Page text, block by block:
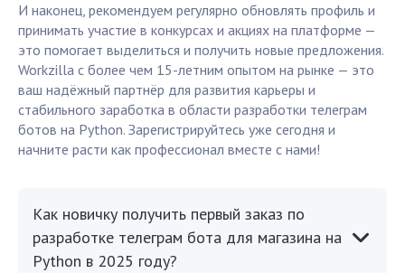
И наконец, рекомендуем регулярно обновлять профиль и
принимать участие в конкурсах и акциях на платформе —
это помогает выделиться и получить новые предложения.
Workzilla с более чем 15-летним опытом на рынке — это
ваш надёжный партнёр для развития карьеры и
стабильного заработка в области разработки телеграм
ботов на Python. Зарегистрируйтесь уже сегодня и
начните расти как профессионал вместе с нами!
Как новичку получить первый заказ по
разработке телеграм бота для магазина на
Python в 2025 году?